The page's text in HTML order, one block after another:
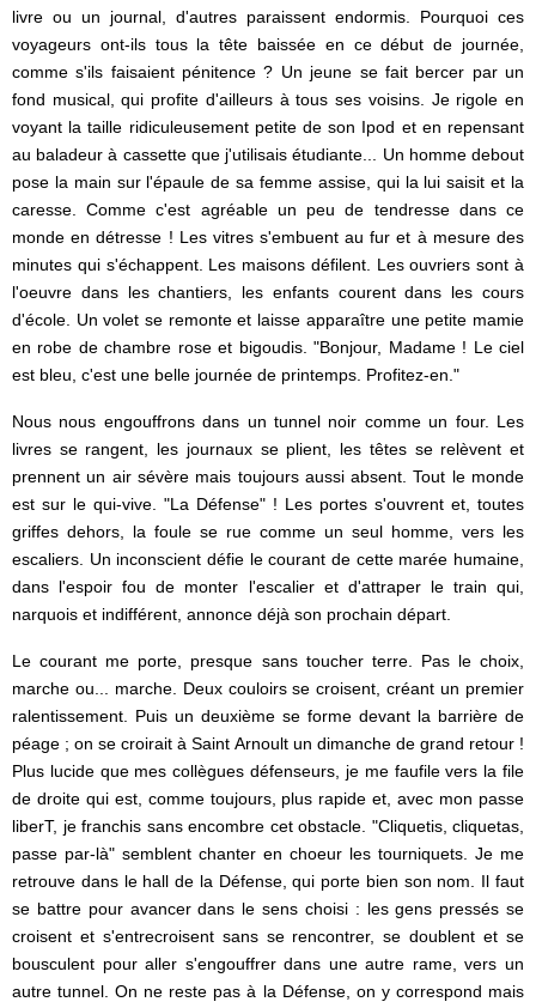
livre ou un journal, d'autres paraissent endormis. Pourquoi ces
voyageurs ont-ils tous la tête baissée en ce début de journée,
comme s'ils faisaient pénitence ? Un jeune se fait bercer par un
fond musical, qui profite d'ailleurs à tous ses voisins. Je rigole en
voyant la taille ridiculeusement petite de son Ipod et en repensant
au baladeur à cassette que j'utilisais étudiante... Un homme debout
pose la main sur l'épaule de sa femme assise, qui la lui saisit et la
caresse. Comme c'est agréable un peu de tendresse dans ce
monde en détresse ! Les vitres s'embuent au fur et à mesure des
minutes qui s'échappent. Les maisons défilent. Les ouvriers sont à
l'oeuvre dans les chantiers, les enfants courent dans les cours
d'école. Un volet se remonte et laisse apparaître une petite mamie
en robe de chambre rose et bigoudis. "Bonjour, Madame ! Le ciel
est bleu, c'est une belle journée de printemps. Profitez-en."
Nous nous engouffrons dans un tunnel noir comme un four. Les
livres se rangent, les journaux se plient, les têtes se relèvent et
prennent un air sévère mais toujours aussi absent. Tout le monde
est sur le qui-vive. "La Défense" ! Les portes s'ouvrent et, toutes
griffes dehors, la foule se rue comme un seul homme, vers les
escaliers. Un inconscient défie le courant de cette marée humaine,
dans l'espoir fou de monter l'escalier et d'attraper le train qui,
narquois et indifférent, annonce déjà son prochain départ.
Le courant me porte, presque sans toucher terre. Pas le choix,
marche ou... marche. Deux couloirs se croisent, créant un premier
ralentissement. Puis un deuxième se forme devant la barrière de
péage ; on se croirait à Saint Arnoult un dimanche de grand retour !
Plus lucide que mes collègues défenseurs, je me faufile vers la file
de droite qui est, comme toujours, plus rapide et, avec mon passe
liberT, je franchis sans encombre cet obstacle. "Cliquetis, cliquetas,
passe par-là" semblent chanter en choeur les tourniquets. Je me
retrouve dans le hall de la Défense, qui porte bien son nom. Il faut
se battre pour avancer dans le sens choisi : les gens pressés se
croisent et s'entrecroisent sans se rencontrer, se doublent et se
bousculent pour aller s'engouffrer dans une autre rame, vers un
autre tunnel. On ne reste pas à la Défense, on y correspond mais